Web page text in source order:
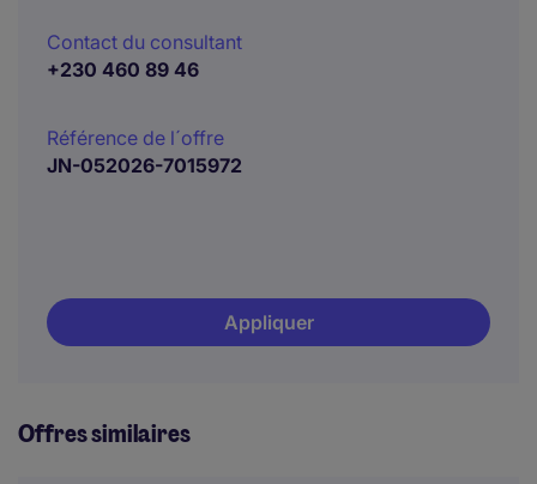
Contact du consultant
+230 460 89 46
Référence de l´offre
JN-052026-7015972
Appliquer
Offres similaires